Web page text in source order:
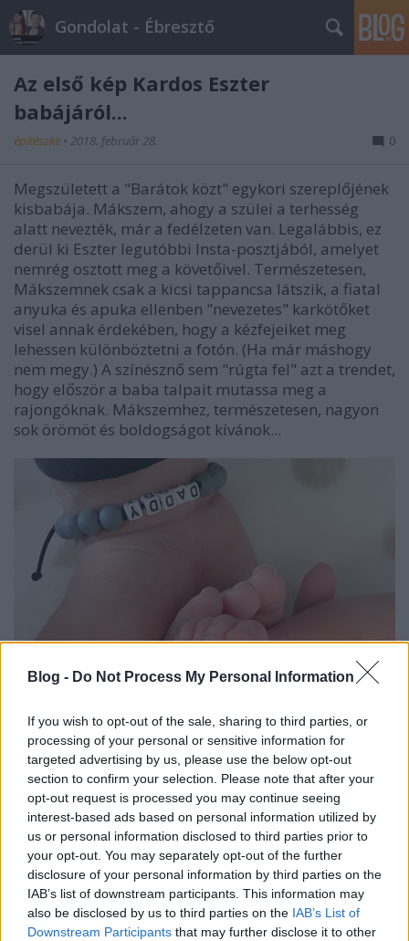
Blog - Do Not Process My Personal Information
If you wish to opt-out of the sale, sharing to third parties, or
processing of your personal or sensitive information for
targeted advertising by us, please use the below opt-out
section to confirm your selection. Please note that after your
opt-out request is processed you may continue seeing
interest-based ads based on personal information utilized by
us or personal information disclosed to third parties prior to
your opt-out. You may separately opt-out of the further
disclosure of your personal information by third parties on the
IAB’s list of downstream participants. This information may
also be disclosed by us to third parties on the IAB’s List of
Downstream Participants that may further disclose it to other
Gondolat - Ébresztő
Az első kép Kardos Eszter
babájáról...
építészke • 2018. február 28. 0
Megszületett a "Barátok közt" egykori szereplőjének
kisbabája. Mákszem, ahogy a szülei a terhesség
alatt nevezték, már a fedélzeten van. Legalábbis, ez
derül ki Eszter legutóbbi Insta-posztjából, amelyet
nemrég osztott meg a követőivel. Természetesen,
Mákszemnek csak a kicsi tappancsa látszik, a fiatal
anyuka és apuka ellenben "nevezetes" karkötőket
visel annak érdekében, hogy a kézfejeiket meg
lehessen különböztetni a fotón. (Ha már máshogy
nem megy.) A színésznő sem "rúgta fel" azt a trendet,
hogy először a baba talpait mutassa meg a
rajongóknak. Mákszemhez, természetesen, nagyon
sok örömöt és boldogságot kívánok...